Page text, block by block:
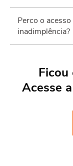
Perco o
inadimplência?
Ficou
Acesse